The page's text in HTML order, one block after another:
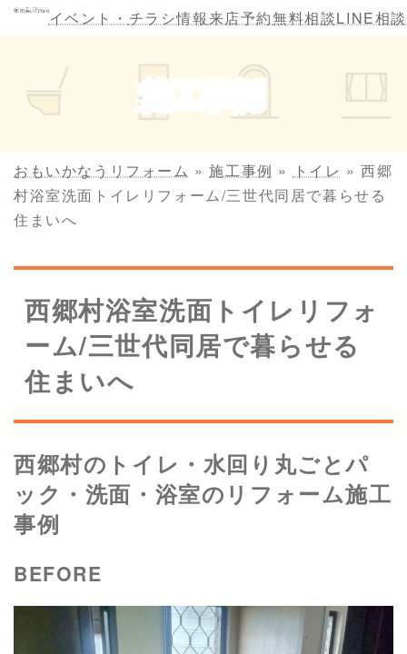
コ
ン
ッ
プ
ナ
ビ
移
動
イベント・ チラシ情報来店予約無料相談LINE相談
施工事例
おもいかなうリフォーム »施工事例 » トイレ »西郷
村浴室洗面トイレリフォーム/三世代同居で暮らせる
住まいへ
西郷村浴室洗面トイレリフォ
ーム/三世代同居で暮らせる
住まいへ
西郷村のトイレ・水回り丸ごとパ
ック・洗面・浴室のリフォーム施工
事例
BEFORE